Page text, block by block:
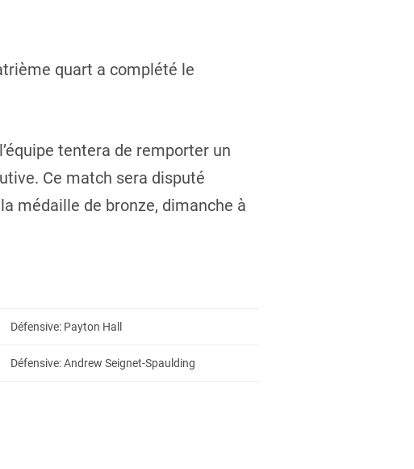
quart a complété le
tentera de remporter un
Ce match sera disputé
médaille de bronze, dimanche à
Défensive: Payton Hall
Défensive: Andrew Seignet-Spaulding